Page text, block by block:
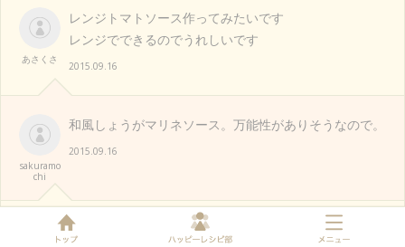
あさくさ
レンジトマトソース作ってみたいです
レンジでできるのでうれしいです
2015.09.16
sakuramo
chi
和風しょうがマリネソース。万能性がありそうなので。
2015.09.16
「手作りタルタルソース」がとっても美味しそうです！